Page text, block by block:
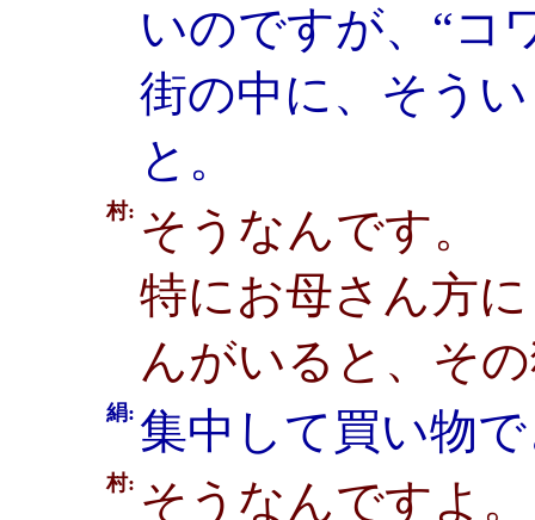
いのですが、“コ
街の中に、そう
と。
村: そうなんです。
特にお母さん方
んがいると、そ
絹: 集中して買い物
村: そうなんですよ。